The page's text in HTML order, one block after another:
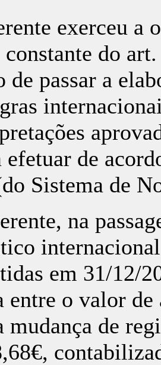
exerceu a
do
de passar a
efetuar de
Sistema de
na
em 31/12/
entre o valor
mudança de